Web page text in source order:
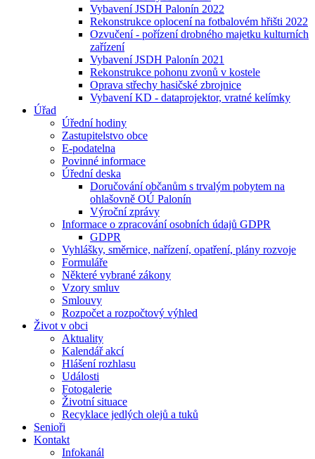
Vybavení JSDH Palonín 2022
Rekonstrukce oplocení na fotbalovém hřišti 2022
Ozvučení - pořízení drobného majetku kulturních
zařízení
Vybavení JSDH Palonín 2021
Rekonstrukce pohonu zvonů v kostele
Oprava střechy hasičské zbrojnice
Vybavení KD - dataprojektor, vratné kelímky
Úřad
Úřední hodiny
Zastupitelstvo obce
E-podatelna
Povinné informace
Úřední deska
Doručování občanům s trvalým pobytem na
ohlašovně OÚ Palonín
Výroční zprávy
Informace o zpracování osobních údajů GDPR
GDPR
Vyhlášky, směrnice, nařízení, opatření, plány rozvoje
Formuláře
Některé vybrané zákony
Vzory smluv
Smlouvy
Rozpočet a rozpočtový výhled
Život v obci
Aktuality
Kalendář akcí
Hlášení rozhlasu
Události
Fotogalerie
Životní situace
Recyklace jedlých olejů a tuků
Senioři
Kontakt
Infokanál